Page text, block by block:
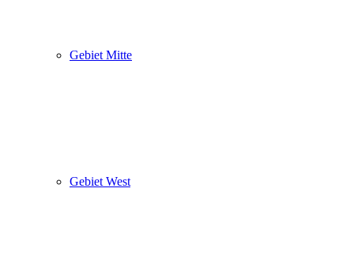
Gebiet Mitte
Gebiet West